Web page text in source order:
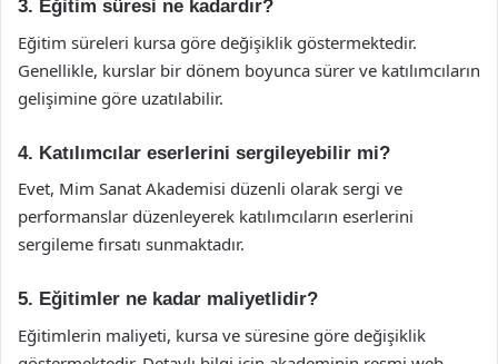
3. Eğitim süresi ne kadardır?
Eğitim süreleri kursa göre değişiklik göstermektedir.
Genellikle, kurslar bir dönem boyunca sürer ve katılımcıların
gelişimine göre uzatılabilir.
4. Katılımcılar eserlerini sergileyebilir mi?
Evet, Mim Sanat Akademisi düzenli olarak sergi ve
performanslar düzenleyerek katılımcıların eserlerini
sergileme fırsatı sunmaktadır.
5. Eğitimler ne kadar maliyetlidir?
Eğitimlerin maliyeti, kursa ve süresine göre değişiklik